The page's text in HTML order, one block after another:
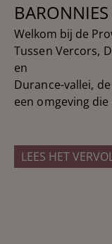
Welkom bij de
Tussen Vercors,
en
Durance-vallei,
een omgeving
LEES HET